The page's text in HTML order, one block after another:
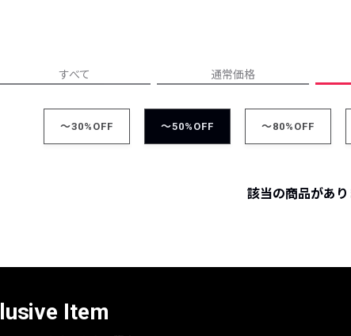
すすめコーディネート
新ブランドご紹介！
バイヤーズ レコメンド
すべて 通常価格
～30%OFF ～50%OFF ～80%OFF
該当の商品があ
Item